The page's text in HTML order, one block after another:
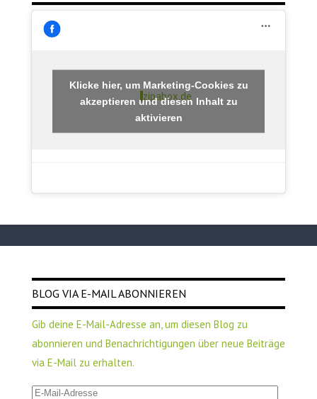
zipabox.de
Klicke hier, um Marketing-Cookies zu
akzeptieren und diesen Inhalt zu
aktivieren
BLOG VIA E-MAIL ABONNIEREN
Gib deine E-Mail-Adresse an, um diesen Blog zu
abonnieren und Benachrichtigungen über neue Beiträge
via E-Mail zu erhalten.
E-